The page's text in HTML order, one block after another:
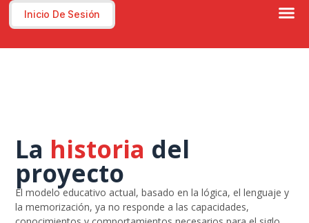
Inicio De Sesión
La historia del
proyecto
El modelo educativo actual, basado en la lógica, el lenguaje y
la memorización, ya no responde a las capacidades,